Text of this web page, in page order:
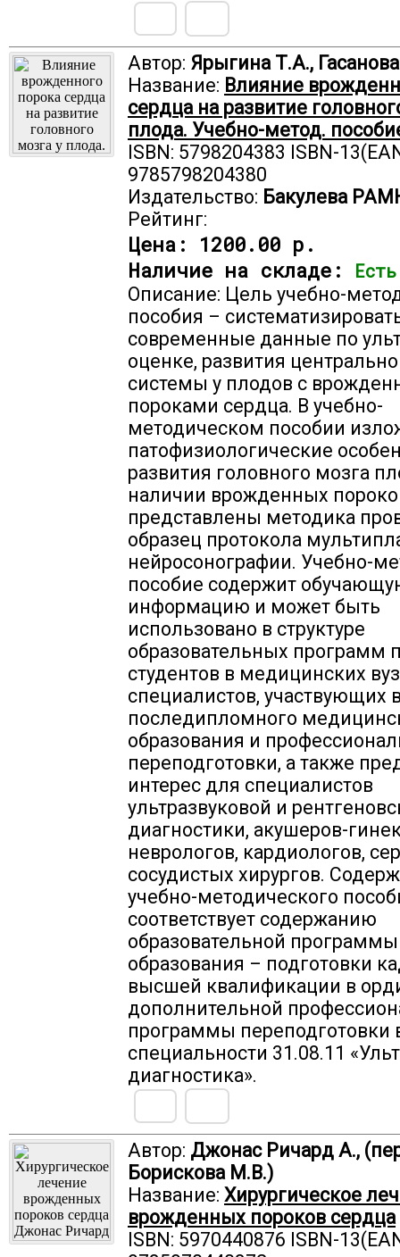
Автор: Ярыгина Т.А.,
Название: Влияние
сердца на развитие
плода. Учебно-метод.
ISBN: 5798204383 ISBN-
9785798204380
Издательство: Бакулева
Рейтинг:
Цена: 1200.00 р.
Наличие на складе:
Описание: Цель учебно-
пособия –
современные данные по
оценке, развития
системы у плодов с
пороками сердца. В учебно-
методическом пособии
патофизиологические
развития головного мозга
наличии врожденных
представлены методика
образец протокола
нейросонографии. Учебно-
пособие содержит
информацию и может быть
использовано в структуре
образовательных программ
студентов в медицинских
специалистов, участвующих
последипломного
образования и
переподготовки, а также
интерес для специалистов
ультразвуковой и
диагностики, акушеров-
неврологов, кардиологов,
сосудистых хирургов.
учебно-методического
соответствует содержанию
образовательной
образования – подготовки
высшей квалификации в
дополнительной
программы переподготовки
специальности 31.08.11
диагностика».
Автор: Джонас Ричард А.,
Борискова М.В.)
Название: Хирургическое
врожденных пороков сердца
ISBN: 5970440876 ISBN-